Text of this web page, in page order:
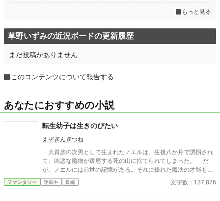
もっと見る
草野いずみの近況ボードの更新履歴
まだ投稿がありません
このコンテンツについて報告する
あなたにおすすめの小説
転生幼子は生きのびたい
えぞぎんぎつね
大貴族の次男として生まれたノエルは、生後八か月で誘拐され
て、凶悪な魔物が跋扈する死の山に捨てられてしまった。 だ
が、ノエルには前世の記憶がある。それに優れた魔法の才能も。
神獣の猫シルヴァに拾われたノエルは、親を亡くした赤ちゃん
の聖獣犬と一緒に、神獣のお乳を飲んで大きくなる。 たくまし
ファンタジー 連載中 長編 文字数：137,876